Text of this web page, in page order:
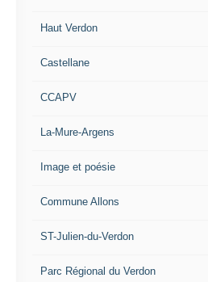
Haut Verdon
Castellane
CCAPV
La-Mure-Argens
Image et poésie
Commune Allons
ST-Julien-du-Verdon
Parc Régional du Verdon